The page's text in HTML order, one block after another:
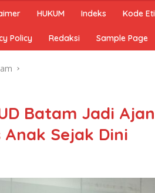
HUKUM Indeks Kode
Policy Redaksi Sample Page
Batam Jadi
Sejak Dini